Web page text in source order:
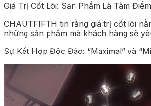
Giá Trị Cốt Lõi: Sản Phẩm Là Tâm Điểm
CHAUTFIFTH tin rằng giá trị cốt lõi
những sản phẩm mà khách hàng sẽ
Sự Kết Hợp Độc Đáo: “Maximal” và